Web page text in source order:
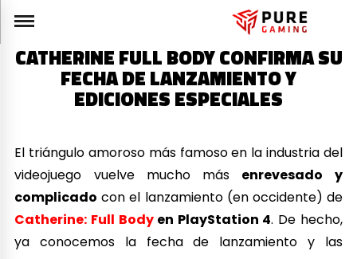
CATHERINE FULL BODY CONFIRMA SU
FECHA DE LANZAMIENTO Y
EDICIONES ESPECIALES
El triángulo amoroso más famoso en la industria del
videojuego vuelve mucho más enrevesado y
complicado con el lanzamiento (en occidente) de
Catherine: Full Bodyen PlayStation 4. De hecho,
ya conocemos la fecha de lanzamiento y las